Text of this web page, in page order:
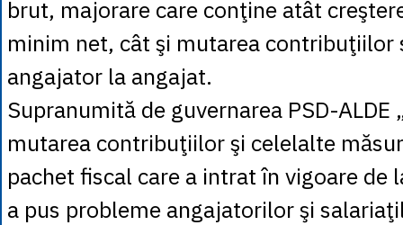
brut, majorare care conţine atât
minim net, cât şi mutarea contribuţiilor
angajator la angajat.
Supranumită de guvernarea PSD-ALDE
mutarea contribuţiilor şi celelalte
pachet fiscal care a intrat în vigoare de
a pus probleme angajatorilor şi